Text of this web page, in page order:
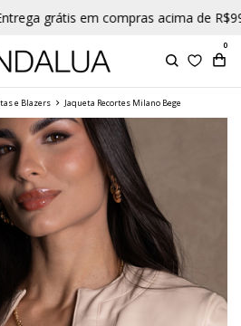
grátis em compras acima de R$99
0
e Blazers Jaqueta Recortes Milano Bege